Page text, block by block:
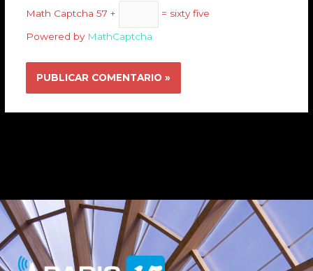
Math Captcha 57 + = sixty five
Powered by MathCaptcha